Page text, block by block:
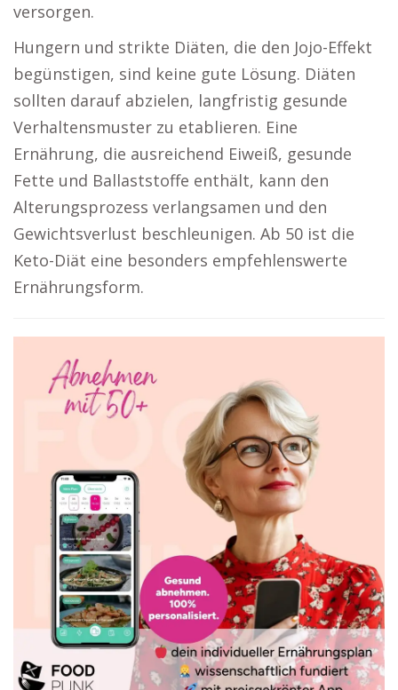
versorgen.
Hungern und strikte Diäten, die den Jojo-Effekt
begünstigen, sind keine gute Lösung. Diäten
sollten darauf abzielen, langfristig gesunde
Verhaltensmuster zu etablieren. Eine
Ernährung, die ausreichend Eiweiß, gesunde
Fette und Ballaststoffe enthält, kann den
Alterungsprozess verlangsamen und den
Gewichtsverlust beschleunigen. Ab 50 ist die
Keto-Diät eine besonders empfehlenswerte
Ernährungsform.